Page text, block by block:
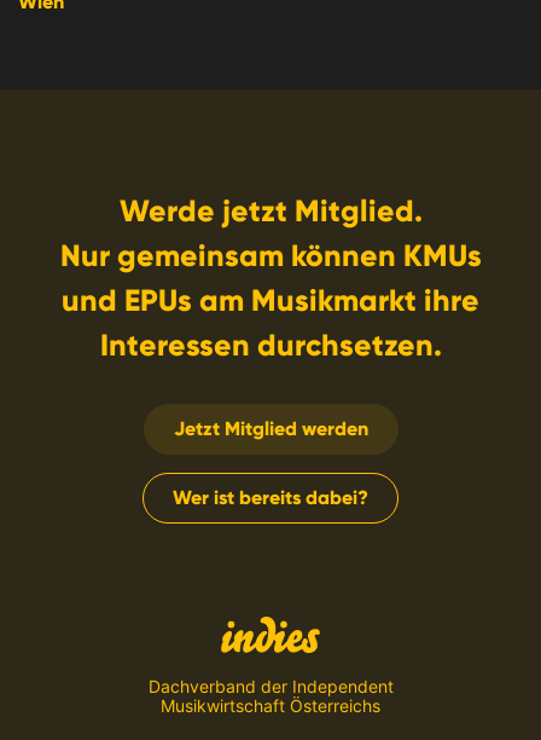
Werde jetzt Mitglied.
Nur gemeinsam können KMUs
und EPUs am Musikmarkt ihre
Interessen durchsetzen.
Jetzt Mitglied werden
Wer ist bereits dabei?
Dachverband der Independent
Musikwirtschaft Österreichs